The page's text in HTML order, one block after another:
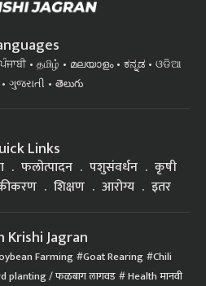
ਪੰਜਾਬੀ தமிழ் മലയാളം ಕನ್ನಡ
ଓଡିଆ
ગુજરાતી తెలుగు
Links
फलोत्पादन पशुसंवर्धन
कृषी
शिक्षण आरोग्य इतर
Krishi Jagran
Farming Goat Rearing Chili
planting / फळबाग लागवड Health मानवी